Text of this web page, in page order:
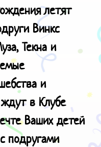
летят
Винкс
Текна и
и
в Клубе
Ваших детей
подругами